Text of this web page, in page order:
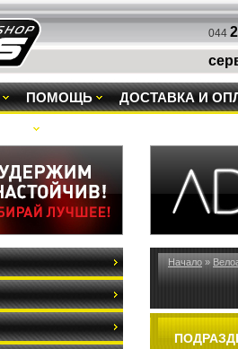
044
ПОМОЩЬ ДОСТАВКА И
Начало »